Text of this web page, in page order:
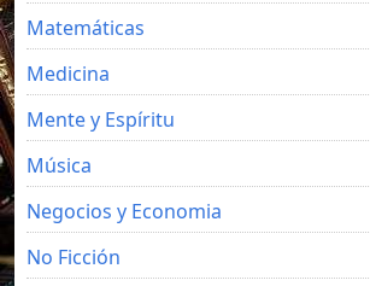
Matemáticas
Medicina
Mente y Espíritu
Música
Negocios y Economia
No Ficción